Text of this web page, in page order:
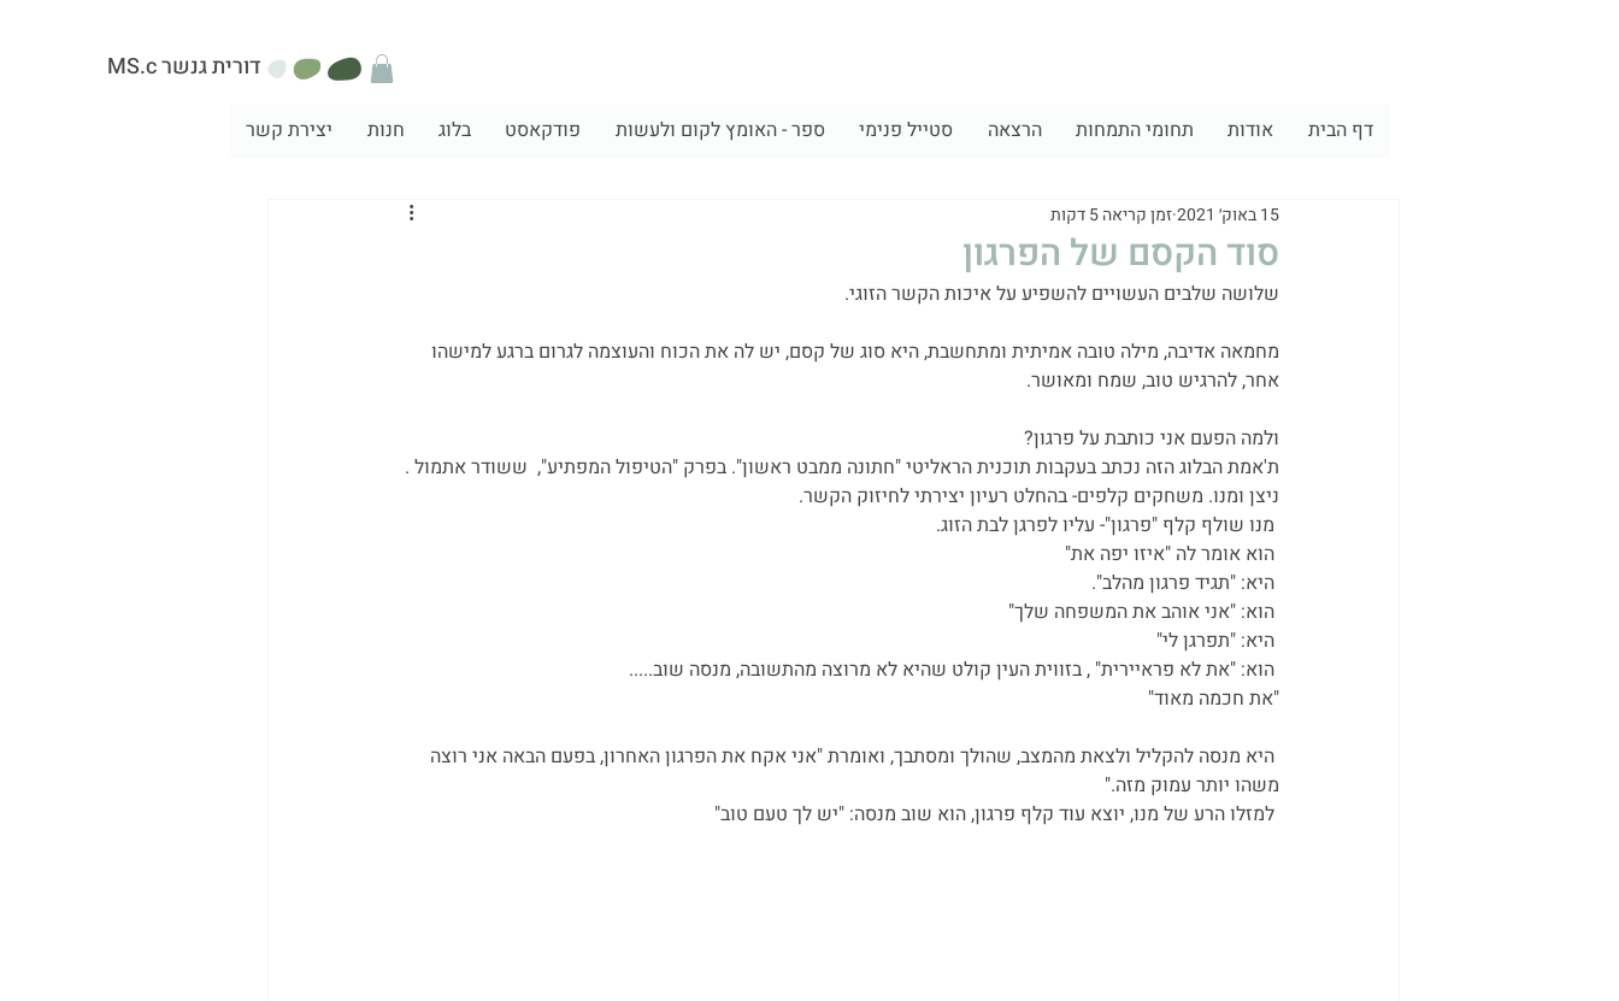
MS.c דורית גנשר
דף הבית אודות תחומי התמחות הרצאה סטייל פנימי ספר - האומץ לקום ולעשות פודקאסט בלוג חנות יצירת קשר
סוד הקסם של הפרגון
15 באוק׳ 2021 זמן קריאה 5 דקות
שלושה שלבים העשויים להשפיע על איכות הקשר הזוגי.
מחמאה אדיבה, מילה טובה אמיתית ומתחשבת, היא סוג של קסם, יש לה את הכוח והעוצמה לגרום ברגע למישהו
אחר, להרגיש טוב, שמח ומאושר.
ולמה הפעם אני כותבת על פרגון?
ת'אמת הבלוג הזה נכתב בעקבות תוכנית הראליטי "חתונה ממבט ראשון". בפרק "הטיפול המפתיע",  ששודר אתמול .
ניצן ומנו. משחקים קלפים- בהחלט רעיון יצירתי לחיזוק הקשר.
"את חכמה מאוד"
היא מנסה להקליל ולצאת מהמצב, שהולך ומסתבך, ואומרת "אני אקח את הפרגון האחרון, בפעם הבאה אני רוצה
משהו יותר עמוק מזה."